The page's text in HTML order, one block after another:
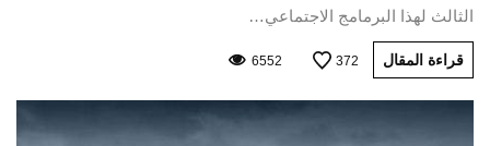
الثالث لهذا البرمامج الاجتماعي…
قراءة المقال 372
6552